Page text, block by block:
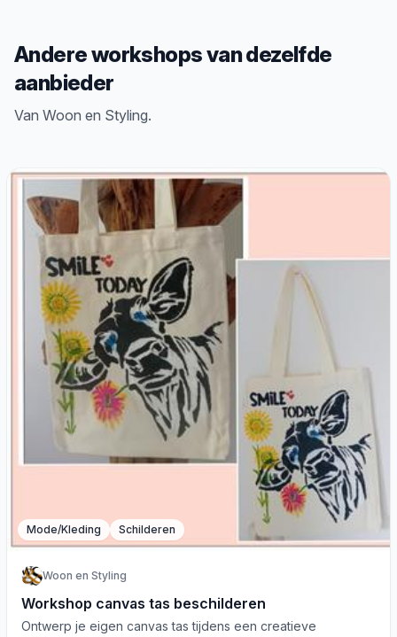
Andere workshops van dezelfde
aanbieder
Van Woon en Styling.
Mode/Kleding Schilderen
Woon en Styling
Workshop canvas tas beschilderen
Ontwerp je eigen canvas tas tijdens een creatieve